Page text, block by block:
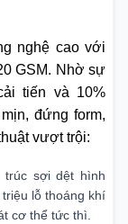
nghệ cao với
GSM. Nhờ sự
tiến và 10%
đứng form,
vượt trội:
trúc sợi dệt hình
lỗ thoáng khí
cơ thể tức thì.